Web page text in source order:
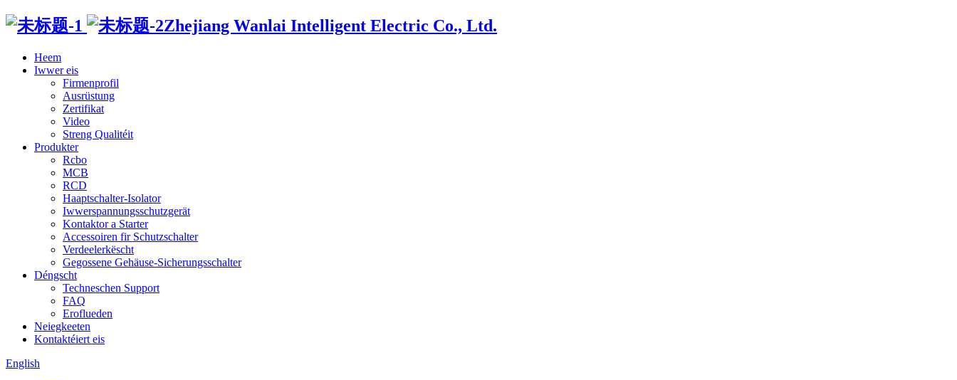
Zhejiang Wanlai Intelligent Electric Co., Ltd.
Heem
Iwwer eis
Firmenprofil
Ausrüstung
Zertifikat
Video
Streng Qualitéit
Produkter
Rcbo
MCB
RCD
Haaptschalter-Isolator
Iwwerspannungsschutzgerät
Kontaktor a Starter
Accessoiren fir Schutzschalter
Verdeelerkëscht
Gegossene Gehäuse-Sicherungsschalter
Déngscht
Techneschen Support
FAQ
Eroflueden
Neiegkeeten
Kontaktéiert eis
English